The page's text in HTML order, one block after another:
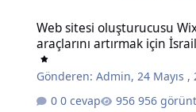
Web sitesi oluşturucusu
araçlarını artırmak için
Gönderen:Admin, 24 Mayıs ,
0 cevap
956